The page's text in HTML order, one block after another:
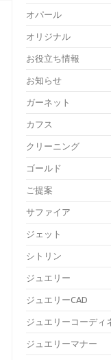
オパール
オリジナル
お役立ち情報
お知らせ
ガーネット
カフス
クリーニング
ゴールド
ご提案
サファイア
ジェット
シトリン
ジュエリー
ジュエリーCAD
ジュエリーコーディ
ジュエリーマナー